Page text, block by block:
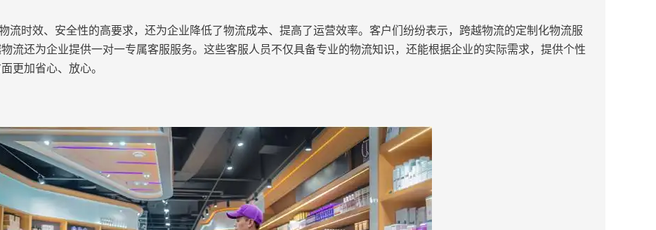
流时效、安全性的高要求，还为企业降低了物流成本、提高了运营效率。客户们纷纷表示，跨越物流的定制化物流服
流还为企业提供一对一专属客服服务。这些客服人员不仅具备专业的物流知识，还能根据企业的实际需求，提供个性
更加省心、放心。